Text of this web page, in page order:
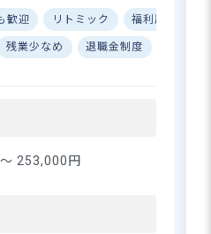
で、
して
自転車通勤OK（無
を完備）
♪
顔あ
保育
を
せん
」
歓迎 リトミック 福利厚生充実
残業少なめ 退職金制度
〜253,000円